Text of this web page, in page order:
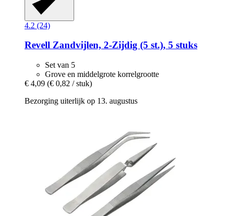
4.2 (24)
Revell Zandvijlen, 2-​Zijdig (5 st.), 5 stuks
Set van 5
Grove en middelgrote korrelgrootte
€ 4,09 (€ 0,82 / stuk)
Bezorging uiterlijk op 13. augustus